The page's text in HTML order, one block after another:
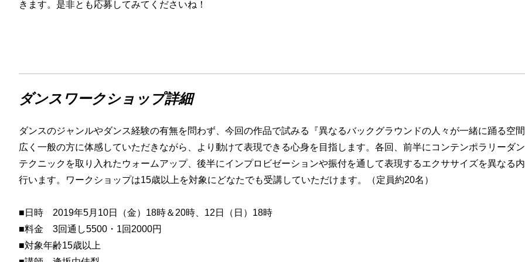
きます。是非とも応募してみてくださいね！
ダンスワークショップ詳細
ダンスのジャンルやダンス経験の有無を問わず、 今回の作品で試みる『異なるバックグラウンドの人々が一緒に踊る空間
広く一般の方に体感していただきながら、
より動けて表現できる心身を目指します。各回、 前半にコンテンポラリーダ
テクニックを取り入れたウォームアップ、 後半にインプロビゼーションや振付を通して表現するエクササイズを異なる
行います。
ワークショップは15歳以上を対象にどなたでも受講していただけ ます。（定員約20名）
■日時 2019年5月10日（金）18時＆20時、12日（日）18時
■料金 3回通し5500・1回2000円
■対象年齢15歳以上